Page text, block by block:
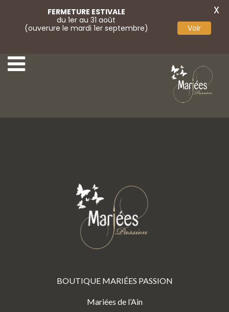
BOUTIQUE MARIÉES PASSION
Mariées de l’Ain
FERMETURE ESTIVALE
du 1er au 31 août
(ouverure le mardi 1er septembre)
Voir
X